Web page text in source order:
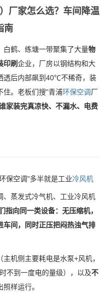
厂家怎么选？车间降温
南
白鹤、练塘一带聚集了大量物
印刷企业，厂房以钢结构和大
透后内部飙到40℃不稀奇，装
住。老板们搜"青浦环保空调厂
家装完真凉快、不漏水、电费
保空调"多半就是工业冷风机
、蒸发式冷气机、工业冷风机
指向同一类设备：无压缩机，
车间，同时正压把闷热浊气排
（主机侧主要耗电是水泵+风机，
不到一度电的量级），以及不
样运行。